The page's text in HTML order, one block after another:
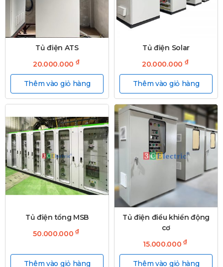
Tủ điện ATS
20.000.000 ₫
Thêm vào giỏ hàng
Tủ điện Solar
20.000.000 ₫
Thêm vào giỏ hàng
Tủ điện tổng MSB
50.000.000₫
Thêm vào giỏ hàng
Tủ điện điều khiển động
cơ
15.000.000₫
Thêm vào giỏ hàng